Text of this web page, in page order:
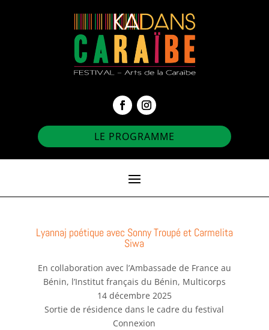
LE PROGRAMME
Lyannaj poétique avec Sonny Troupé et Carmelita
Siwa
En collaboration avec l’Ambassade de France au
Bénin, l’Institut français du Bénin, Multicorps
14 décembre 2025
Sortie de résidence dans le cadre du festival
Connexion